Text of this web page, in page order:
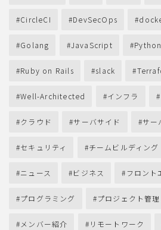
CircleCI DevSecOps
Golang JavaScript Python
Ruby on Rails slack
Well-Architected インフラ
クラウド サーバサイド サー
セキュリティ チームビルディング
ニュース ビジネス フロント
プログラミング プロジェクト管理
メンバー紹介 リモートワーク